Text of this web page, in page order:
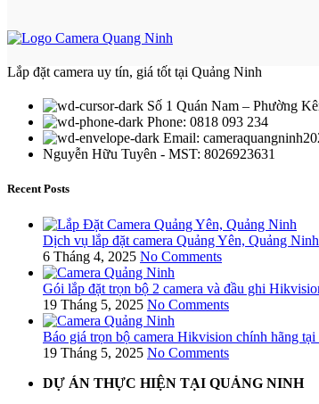
Lắp đặt camera uy tín, giá tốt tại Quảng Ninh
Số 1 Quán Nam – Phường
Phone: 0818 093 234
Email:
Nguyễn Hữu Tuyên - MST: 8026923631
Recent Posts
Dịch vụ lắp đặt camera Quảng Yên, Quảng Ninh
6 Tháng 4, 2025 No Comments
Gói lắp đặt trọn bộ 2 camera và đầu ghi
19 Tháng 5, 2025 No Comments
Báo giá trọn bộ camera Hikvision chính hãng
19 Tháng 5, 2025 No Comments
DỰ ÁN THỰC HIỆN TẠI QUẢNG NINH